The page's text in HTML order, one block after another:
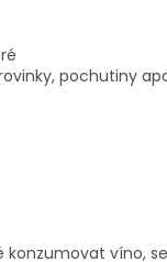
pochutiny
konzumovat víno,